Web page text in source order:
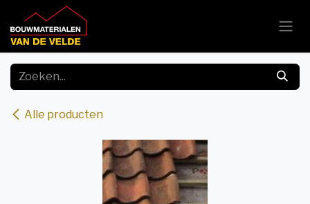
Overslaan naar inhoud
Alle producten